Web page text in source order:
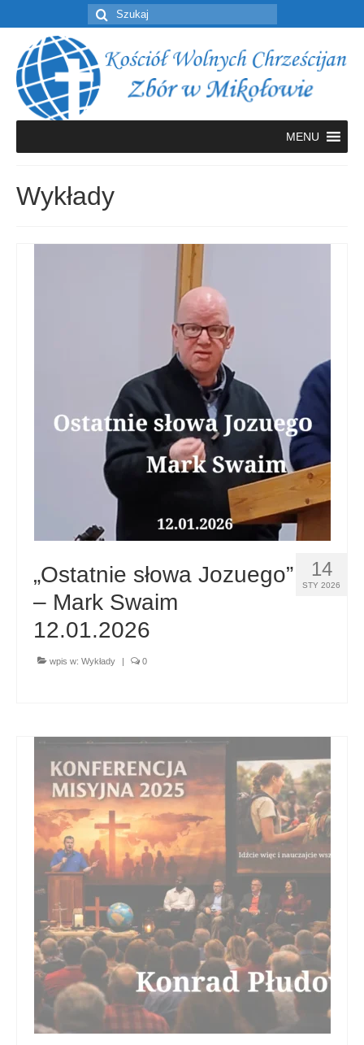
Szuklaj
w:
MENU
Wykłady
14
STY 2026
„Ostatnie słowa Jozuego”
– Mark Swaim
12.01.2026
wpis w: Wykłady | 0